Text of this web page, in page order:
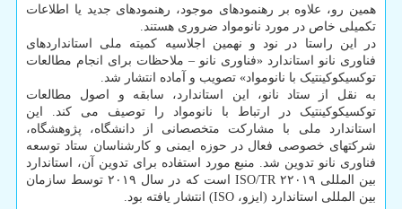
همین رو، علاوه بر رهنمودهای موجود، رهنمودهای جدید یا اطلاعات
تکمیلی خاص در مورد نانومواد ضروری هستند.
در این راستا در نود و نهمین اجلاسیه کمیته ملی استانداردهای
فناوری نانو استاندارد «فناوری نانو – ملاحظات برای انجام مطالعات
توکسیکوکینتیک با نانومواد» تصویب و آماده انتشار شد.
به نقل از ستاد نانو، این استاندارد، سابقه و اصول مطالعات
توکسیکوکینتیک در ارتباط با نانومواد را توصیف می کند. این
استاندارد ملی با مشارکت متخصصانی از دانشگاه، پژوهشگاه،
شرکتهای خصوصی فعال در حوزه ایمنی و کارشناسان ستاد توسعه
فناوری نانو تدوین شد. منبع مورد استفاده برای تدوین آن، استاندارد
بین المللی ISO/TR ۲۲۰۱۹ است که در سال ۲۰۱۹ توسط سازمان
بین المللی استاندارد (ایزو، ISO) انتشار یافته بود.